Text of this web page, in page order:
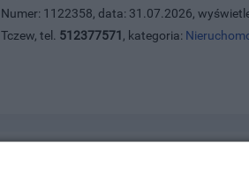
Numer: 1122358, data: 31.07.2026,
Tczew, tel. 512377571 , kategoria: